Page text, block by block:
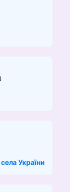
України